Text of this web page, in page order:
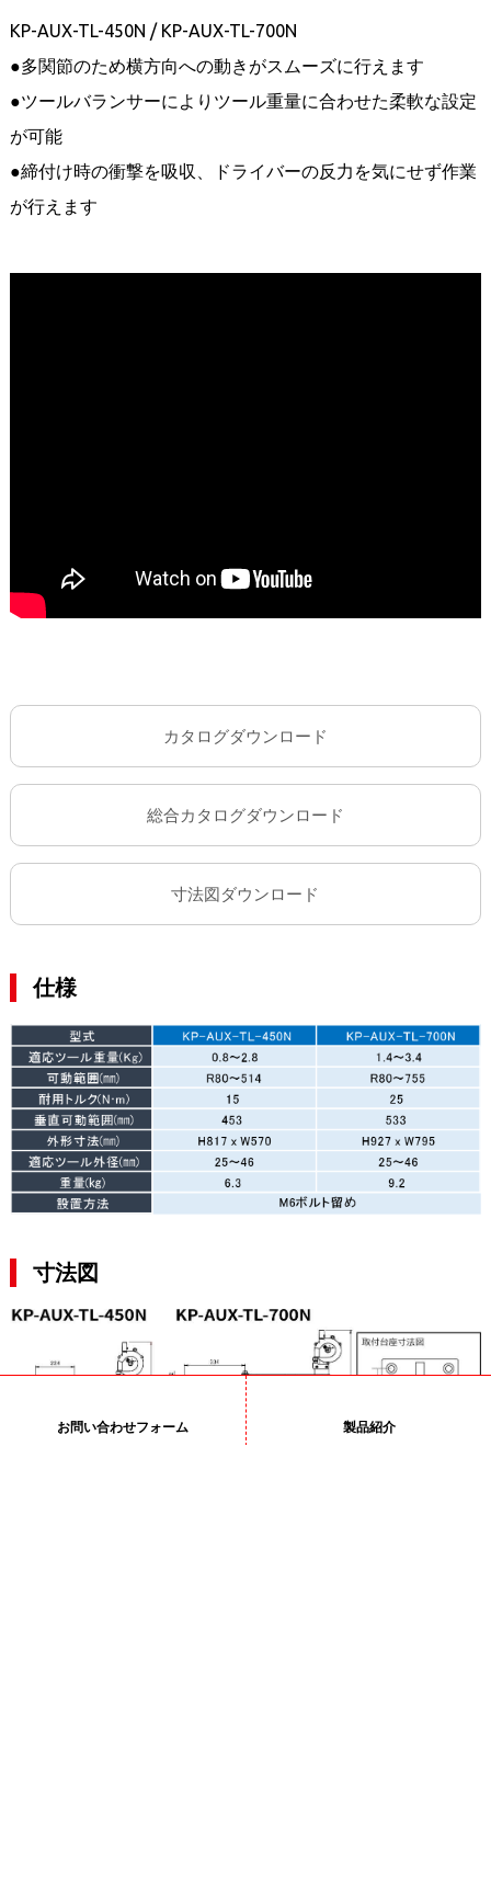
KP-AUX-TL-450N / KP-AUX-TL-700N
●多関節のため横方向への動きがスムーズに行えます
●ツールバランサーによりツール重量に合わせた柔軟な設定
が可能
●締付け時の衝撃を吸収、ドライバーの反力を気にせず作業
が行えます
カタログダウンロード
総合カタログダウンロード
寸法図ダウンロード
仕様
寸法図
お問い合わせフォーム 製品紹介